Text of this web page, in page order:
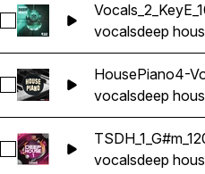
Sélectionnez
vocalsdeep
Sélectionnez HousePiano4-
HousePiano4-
vocalsdeep
Sélectionnez
vocalsdeep